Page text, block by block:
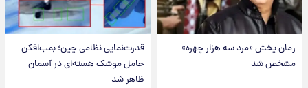
زمان پخش «مرد سه هزار چهره»
مشخص شد
قدرت‌نمایی نظامی چین؛ بمب‌افکن
حامل موشک هسته‌ای در آسمان
ظاهر شد